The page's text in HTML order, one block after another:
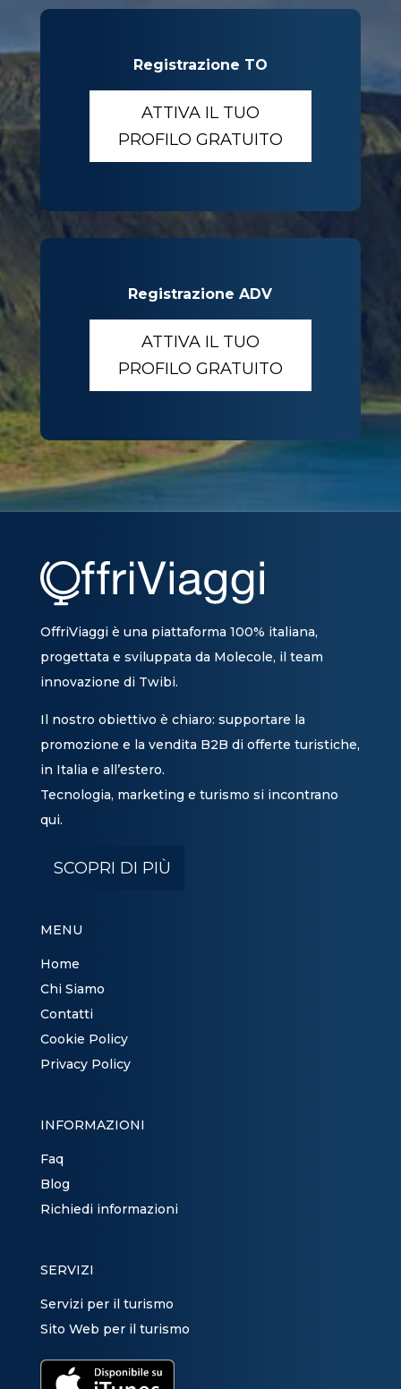
Registrazione TO
ATTIVA IL TUO
PROFILO GRATUITO
Registrazione ADV
ATTIVA IL TUO
PROFILO GRATUITO
OffriViaggi è una piattaforma 100% italiana,
progettata e sviluppata da Molecole, il team
innovazione di Twibi.
Il nostro obiettivo è chiaro: supportare la
promozione e la vendita B2B di offerte turistiche,
in Italia e all’estero.
Tecnologia, marketing e turismo si incontrano
qui.
SCOPRI DI PIÙ
MENU
Home
Chi Siamo
Contatti
Cookie Policy
Privacy Policy
INFORMAZIONI
Faq
Blog
Richiedi informazioni
SERVIZI
Servizi per il turismo
Sito Web per il turismo